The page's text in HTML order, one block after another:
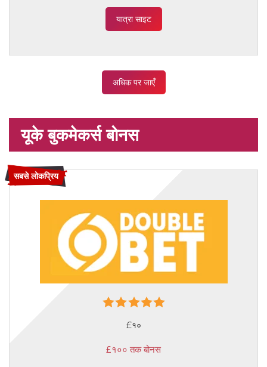
यात्रा साइट
अधिक पर जाएँ
यूके बुकमेकर्स बोनस
सबसे लोकप्रिय
£१०
£१०० तक बोनस